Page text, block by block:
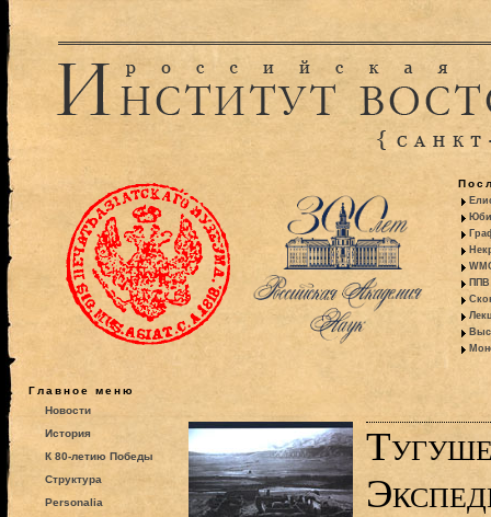
ППВ
Главное меню
Новости
История
К 80-летию Победы
Структура
Personalia